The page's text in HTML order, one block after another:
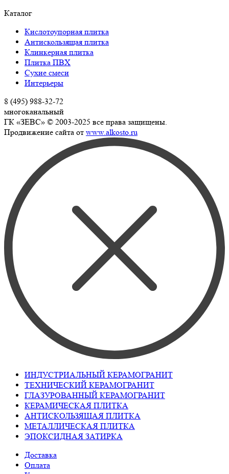
Каталог
Кислотоупорная плитка
Антискользящая плитка
Клинкерная плитка
Плитка ПВХ
Сухие смеси
Интерьеры
8 (495) 988-32-72
многоканальный
ГК «ЗЕВС» © 2003-2025 все права защищены.
Продвижение сайта от www.alkosto.ru
ИНДУСТРИАЛЬНЫЙ КЕРАМОГРАНИТ
ТЕХНИЧЕСКИЙ КЕРАМОГРАНИТ
ГЛАЗУРОВАННЫЙ КЕРАМОГРАНИТ
КЕРАМИЧЕСКАЯ ПЛИТКА
АНТИСКОЛЬЗЯЩАЯ ПЛИТКА
МЕТАЛЛИЧЕСКАЯ ПЛИТКА
ЭПОКСИДНАЯ ЗАТИРКА
Доставка
Оплата